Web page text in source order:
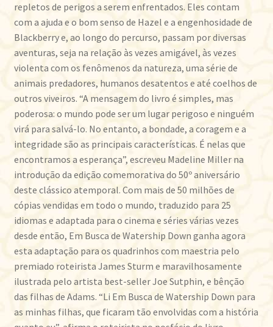
repletos de perigos a serem enfrentados. Eles contam
com a ajuda e o bom senso de Hazel e a engenhosidade de
Blackberry e, ao longo do percurso, passam por diversas
aventuras, seja na relação às vezes amigável, às vezes
violenta com os fenômenos da natureza, uma série de
animais predadores, humanos desatentos e até coelhos de
outros viveiros. “A mensagem do livro é simples, mas
poderosa: o mundo pode ser um lugar perigoso e ninguém
virá para salvá-lo. No entanto, a bondade, a coragem e a
integridade são as principais características. É nelas que
encontramos a esperança”, escreveu Madeline Miller na
introdução da edição comemorativa do 50º aniversário
deste clássico atemporal. Com mais de 50 milhões de
cópias vendidas em todo o mundo, traduzido para 25
idiomas e adaptada para o cinema e séries várias vezes
desde então, Em Busca de Watership Down ganha agora
esta adaptação para os quadrinhos com maestria pelo
premiado roteirista James Sturm e maravilhosamente
ilustrada pelo artista best-seller Joe Sutphin, e bênção
das filhas de Adams. “Li Em Busca de Watership Down para
as minhas filhas, que ficaram tão envolvidas com a história